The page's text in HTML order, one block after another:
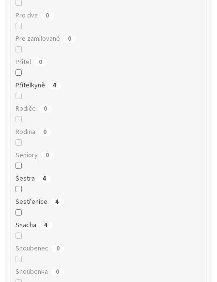
Pro dva 0
Pro zamilované 0
Přítel 0
Přítelkyně 4
Rodiče 0
Rodina 0
Seniory 0
Sestra 4
Sestřenice 4
Snacha 4
Snoubenec 0
Snoubenka 0